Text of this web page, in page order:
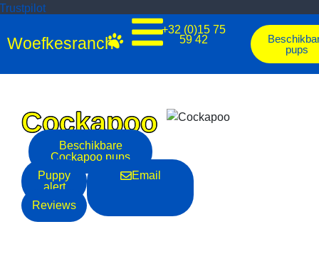
Trustpilot
Woefkesranch
+32 (0)15 75
59 42
pups
Cockapoo
Beschikbare
Cockapoo pups
Puppy
alert
Reviews
Email